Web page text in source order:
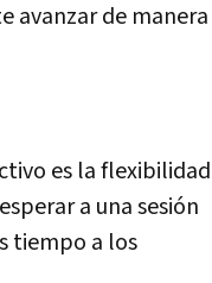
avanzar de manera
es la flexibilidad
a una sesión
tiempo a los